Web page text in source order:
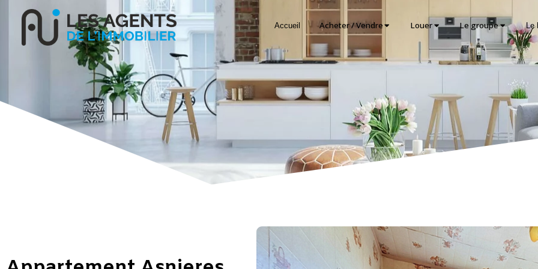
Accueil Acheter / Vendre Louer Le groupe Le